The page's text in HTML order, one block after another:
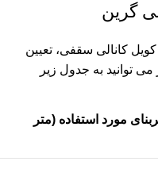
گرین
کانالی سقفی، تعیین
توانید به جدول زیر
مورد استفاده (متر